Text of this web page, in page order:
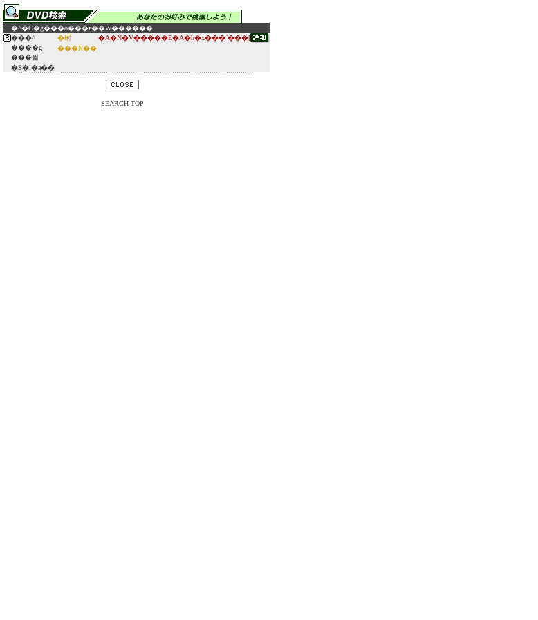
�^�C�g���o���ғ��W������
���^
����g
���푈
�S�l�a��
�䂤
���N��
�A�N�V�����E�A�h�x���`���[
SEARCH TOP